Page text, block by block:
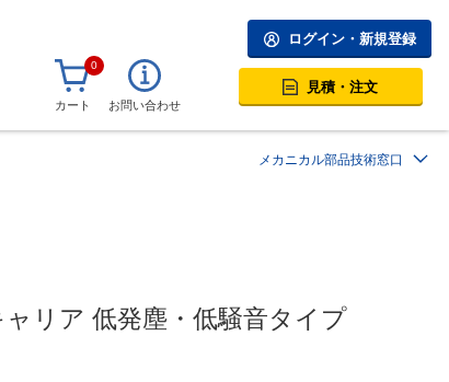
ログイン・新規登録
0
カート お問い合わせ
見積・注文
メカニカル部品技術窓口
リア 低発塵・低騒音タイプ